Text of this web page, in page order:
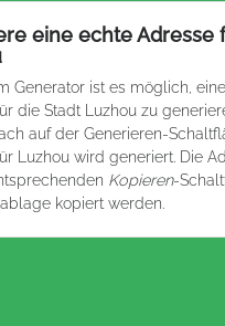
eine echte Adresse
Generator ist es möglich, eine
die Stadt Luzhou zu
auf der Generieren-
Luzhou wird generiert. Die
Kopieren-
kopiert werden.